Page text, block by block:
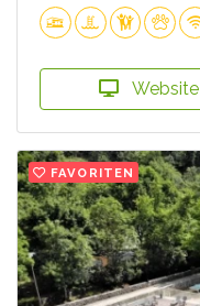
Website
FAVORITEN